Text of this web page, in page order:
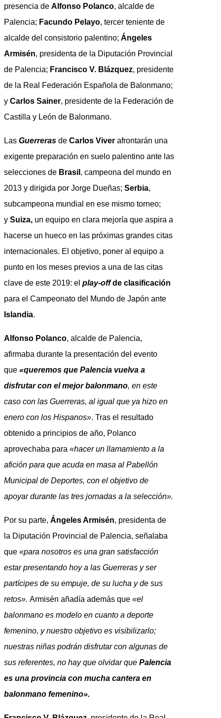
presencia de Alfonso Polanco, alcalde de
Palencia; Facundo Pelayo, tercer teniente de
alcalde del consistorio palentino; Ángeles
Armisén, presidenta de la Diputación Provincial
de Palencia; Francisco V. Blázquez, presidente
de la Real Federación Española de Balonmano;
y Carlos Sainer, presidente de la Federación de
Castilla y León de Balonmano.
Las Guerreras de Carlos Viver afrontarán una
exigente preparación en suelo palentino ante las
selecciones de Brasil , campeona del mundo en
2013 y dirigida por Jorge Dueñas; Serbia,
subcampeona mundial en ese mismo torneo;
y Suiza, un equipo en clara mejoría que aspira a
hacerse un hueco en las próximas grandes citas
internacionales. El objetivo, poner al equipo a
punto en los meses previos a una de las citas
clave de este 2019: el play-offde clasificación
para el Campeonato del Mundo de Japón ante
Islandia.
Alfonso Polanco, alcalde de Palencia,
afirmaba durante la presentación del evento
que «queremos que Palencia vuelva a
disfrutar con el mejor balonmano, en este
caso con las Guerreras, al igual que ya hizo en
enero con los Hispanos». Tras el resultado
obtenido a principios de año, Polanco
aprovechaba para «hacer un llamamiento a la
afición para que acuda en masa al Pabellón
Municipal de Deportes, con el objetivo de
apoyar durante las tres jornadas a la selección».
Por su parte, Ángeles Armisén, presidenta de
la Diputación Provincial de Palencia, señalaba
que «para nosotros es una gran satisfacción
estar presentando hoy a las Guerreras y ser
partícipes de su empuje, de su lucha y de sus
retos». Armisén añadía además que «el
balonmano es modelo en cuanto a deporte
femenino, y nuestro objetivo es visibilizarlo;
nuestras niñas podrán disfrutar con algunas de
sus referentes, no hay que olvidar que Palencia
es una provincia con mucha cantera en
balonmano femenino».